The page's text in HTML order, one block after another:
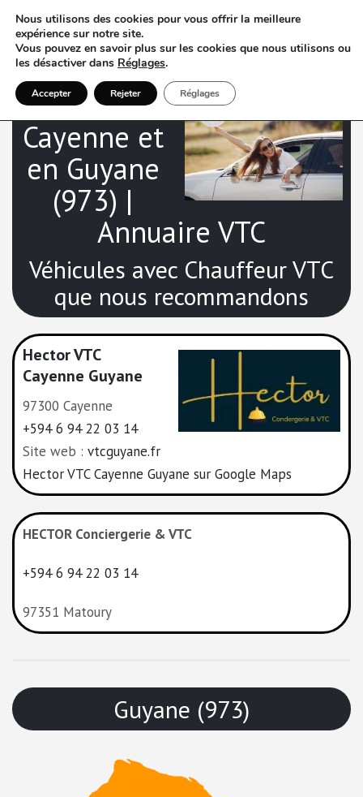
VTC à
Cayenne et
en Guyane
(973) |
Annuaire VTC
Véhicules avec Chauffeur VTC
que nous recommandons
Hector VTC
Cayenne Guyane
97300 Cayenne
+594 6 94 22 03 14
Site web : vtcguyane.fr
Hector VTC Cayenne Guyane sur Google Maps
HECTOR Conciergerie & VTC
+594 6 94 22 03 14
97351 Matoury
Guyane (973)
Nous utilisons des cookies pour vous offrir la meilleure
expérience sur notre site.
Vous pouvez en savoir plus sur les cookies que nous utilisons ou
les désactiver dans Réglages.
Accepter Rejeter Réglages